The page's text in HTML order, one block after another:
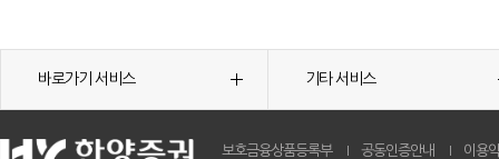
바로가기 서비스 기타 서비스
보호금융상품등록부 공동인증안내 이용